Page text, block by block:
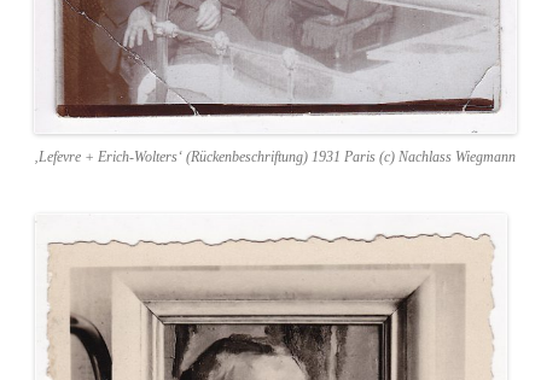
‚Lefevre + Erich-Wolters‘ (Rückenbeschriftung) 1931 Paris (c) Nachlass Wiegmann